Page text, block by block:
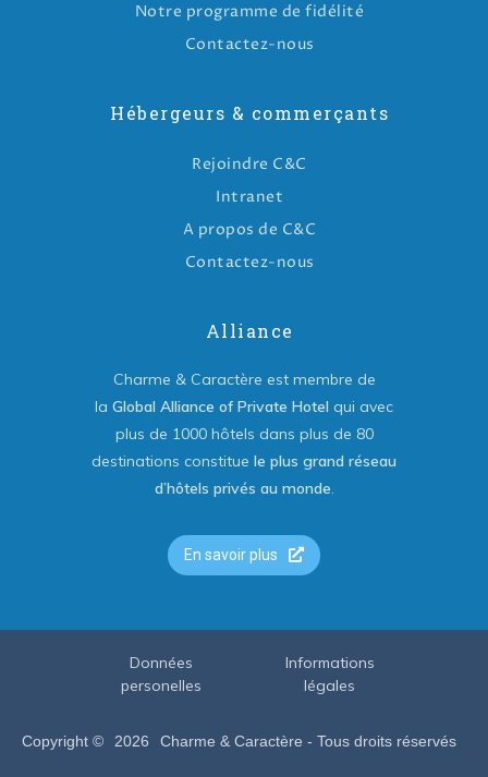
Notre programme de fidélité
Contactez-nous
Hébergeurs & commerçants
Rejoindre C&C
Intranet
A propos de C&C
Contactez-nous
Alliance
Charme & Caractère est membre de
la Global Alliance of Private Hotel qui avec
plus de 1000 hôtels dans plus de 80
destinations constitue le plus grand réseau
d’hôtels privés au monde.
En savoir plus
Copyright © 2026 Charme & Caractère - Tous droits réservés
Données
personelles
Informations
légales